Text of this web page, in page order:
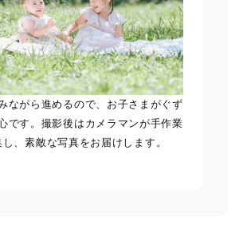
ながら進めるので、お子さまがぐず
です。撮影後はカメラマンが手作業
、素敵な写真をお届けします。